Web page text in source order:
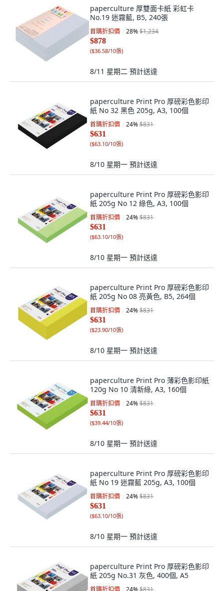
paperculture 厚雙面卡紙 彩虹卡
No.19 迷霧藍, B5, 240張
首購折扣價 28%$1,234
$878
($36.58/10張)
8/11 星期二 預計送達
paperculture Print Pro 厚磅彩色影印
紙 No 32 黑色 205g, A3, 100個
首購折扣價 24%$831
$631
($63.10/10張)
8/10 星期一 預計送達
paperculture Print Pro 厚磅彩色影印
紙 205g No 12 綠色, A3, 100個
首購折扣價 24%$831
$631
($63.10/10張)
8/10 星期一 預計送達
paperculture Print Pro 厚磅彩色影印
紙 205g No 08 亮黃色, B5, 264個
首購折扣價 24%$831
$631
($23.90/10張)
8/10 星期一 預計送達
paperculture Print Pro 薄彩色影印紙
120g No 10 清新綠, A3, 160個
首購折扣價 24%$831
$631
($39.44/10張)
8/10 星期一 預計送達
paperculture Print Pro 厚磅彩色影印
紙 No 19 迷霧藍 205g, A3, 100個
首購折扣價 24%$831
$631
($63.10/10張)
8/10 星期一 預計送達
paperculture Print Pro 厚磅彩色影印
紙 205g No.31 灰色, 400個, A5
首購折扣價 24%$831